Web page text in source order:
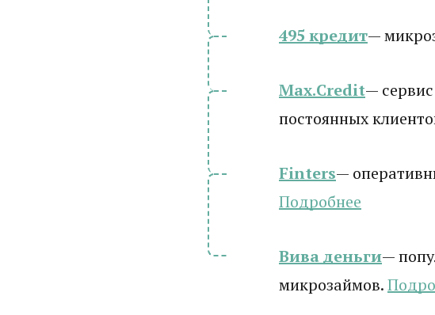
495 кредит—
Max.Credit—
постоянных
Finters—
Подробнее
Вива деньги—
микрозаймов.